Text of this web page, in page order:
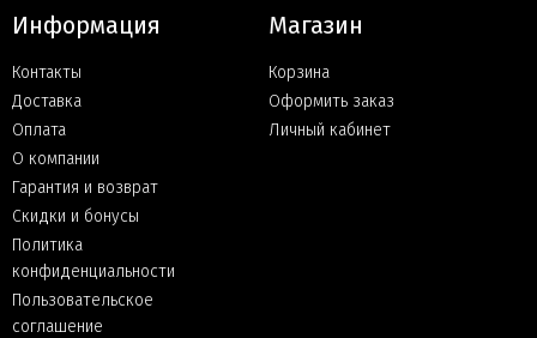
Информация
Контакты
Доставка
Оплата
О компании
Гарантия и возврат
Скидки и бонусы
Политика
конфиденциальности
Пользовательское
соглашение
Магазин
Корзина
Оформить заказ
Личный кабинет